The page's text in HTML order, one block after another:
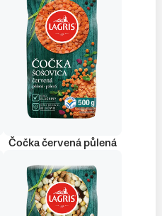
Čočka červená půlená